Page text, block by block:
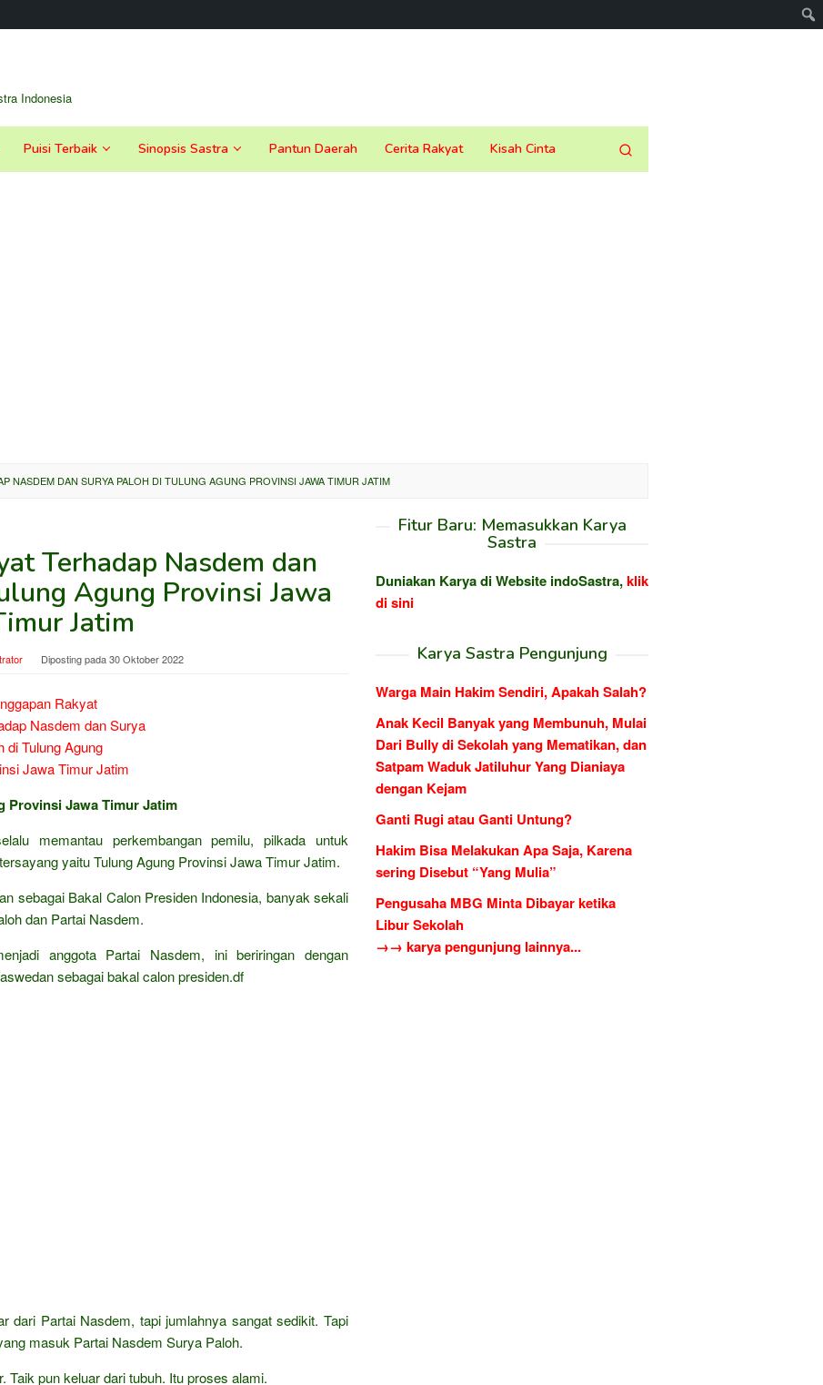
Indonesia
Puisi Terbaik Sinopsis Sastra Pantun Daerah Cerita Rakyat Kisah Cinta
NASDEM DAN SURYA PALOH DI TULUNG AGUNG PROVINSI JAWA TIMUR JATIM
Terhadap Nasdem dan
Agung Provinsi Jawa
Jatim
Diposting pada30 Oktober 2022
Provinsi Jawa Timur Jatim
memantau perkembangan pemilu, pilkada untuk
yaitu Tulung Agung Provinsi Jawa Timur Jatim.
sebagai Bakal Calon Presiden Indonesia, banyak sekali
dan Partai Nasdem.
anggota Partai Nasdem, ini beriringan dengan
sebagai bakal calon presiden.df
dari Partai Nasdem, tapi jumlahnya sangat sedikit. Tapi
masuk Partai Nasdem Surya Paloh.
Taik pun keluar dari tubuh. Itu proses alami.
Fitur Baru: Memasukkan Karya
Sastra
Duniakan Karya di Website indoSastra,klik
di sini
Karya Sastra Pengunjung
Warga Main Hakim Sendiri, Apakah Salah?
Anak Kecil Banyak yang Membunuh, Mulai
Dari Bully di Sekolah yang Mematikan, dan
Satpam Waduk Jatiluhur Yang Dianiaya
dengan Kejam
Ganti Rugi atau Ganti Untung?
Hakim Bisa Melakukan Apa Saja, Karena
sering Disebut “Yang Mulia”
Pengusaha MBG Minta Dibayar ketika
Libur Sekolah
→→ karya pengunjung lainnya...